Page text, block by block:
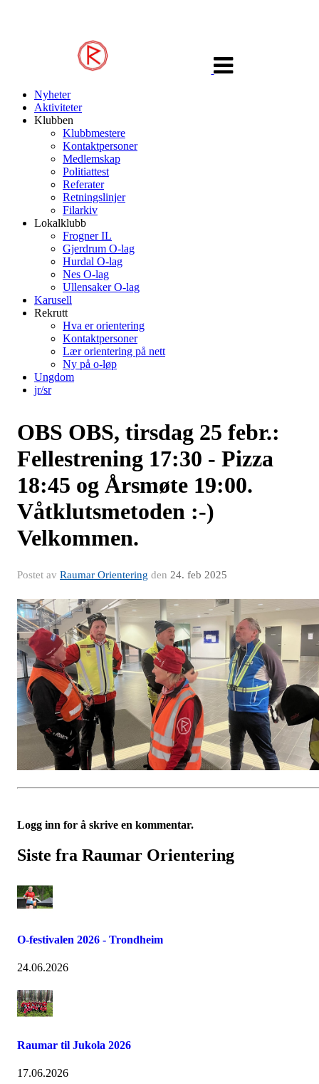
navigasjon
Nyheter
Aktiviteter
Klubben
Klubbmestere
Kontaktpersoner
Medlemskap
Politiattest
Referater
Retningslinjer
Filarkiv
Lokalklubb
Frogner IL
Gjerdrum O-lag
Hurdal O-lag
Nes O-lag
Ullensaker O-lag
Karusell
Rekrutt
Hva er orientering
Kontaktpersoner
Lær orientering på nett
Ny på o-løp
Ungdom
jr/sr
OBS OBS, tirsdag 25 febr.:
Fellestrening 17:30 - Pizza
18:45 og Årsmøte 19:00.
Våtklutsmetoden :-)
Velkommen.
Postet av Raumar Orientering den 24. feb 2025
Logg inn for å skrive en kommentar.
Siste fra Raumar Orientering
O-festivalen 2026 - Trondheim
24.06.2026
Raumar til Jukola 2026
17.06.2026